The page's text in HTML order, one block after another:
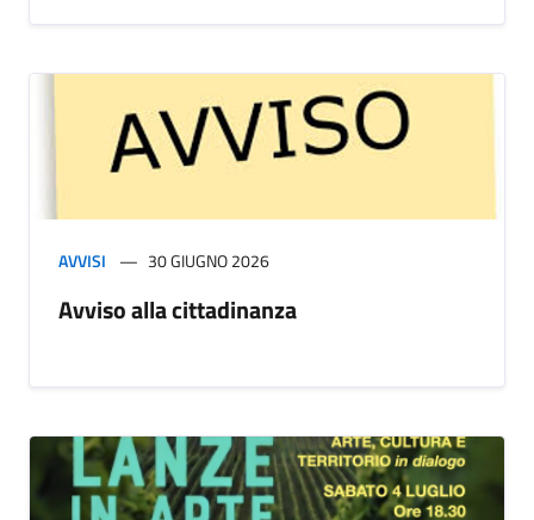
AVVISI 30 GIUGNO 2026
Avviso alla cittadinanza